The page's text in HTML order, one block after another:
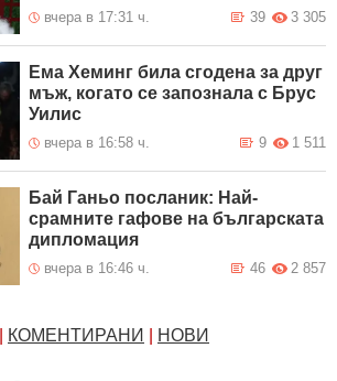
вчера в 17:31 ч. 3 305
39
Ема Хеминг била сгодена за друг
мъж, когато се запознала с Брус
Уилис
вчера в 16:58 ч. 1 511
9
Бай Ганьо посланик: Най-
срамните гафове на българската
дипломация
вчера в 16:46 ч. 2 857
46
КОМЕНТИРАНИ НОВИ